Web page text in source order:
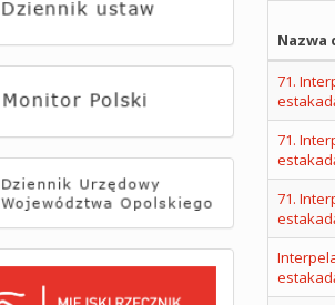
Nazwa
71.
71.
71.